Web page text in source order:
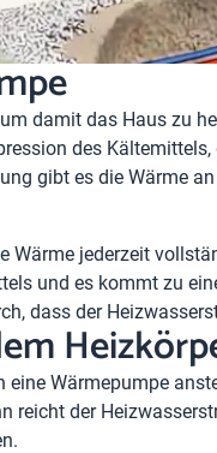
damit das Haus zu
des
gibt es die Wärme
jederzeit
und es kommt zu
dass der
Wärmepumpe
reicht der